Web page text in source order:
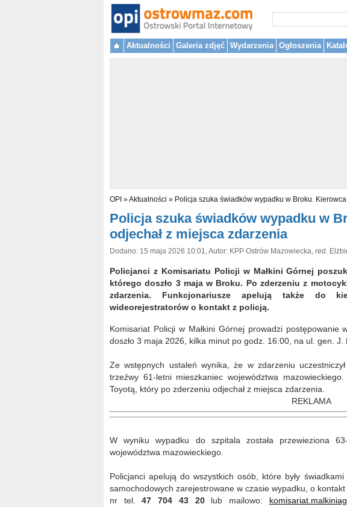
Aktualności Galeria zdjęć Wydarzenia Ogłoszenia
OPI »Aktualności » Policja szuka świadków wypadku w Broku.
Policja szuka świadków wypadku w
odjechał z miejsca zdarzenia
Dodano: 15 maja 2026 10:01, Autor: KPP Ostrów Mazowiecka, red.
Policjanci z Komisariatu Policji w Małkini Górnej
którego doszło 3 maja w Broku. Po zderzeniu z
zdarzenia. Funkcjonariusze apelują także do
wideorejestratorów o kontakt z policją.
Komisariat Policji w Małkini Górnej prowadzi
doszło 3 maja 2026, kilka minut po godz. 16:00, na ul. gen. J.
Ze wstępnych ustaleń wynika, że w zdarzeniu
trzeźwy 61-letni mieszkaniec województwa
Toyotą, który po zderzeniu odjechał z miejsca zdarzenia.
REKLAMA
W wyniku wypadku do szpitala została przewieziona
województwa mazowieckiego.
Policjanci apelują do wszystkich osób, które były
samochodowych zarejestrowane w czasie wypadku, o
nr tel.47 704 43 20lub mailowo: